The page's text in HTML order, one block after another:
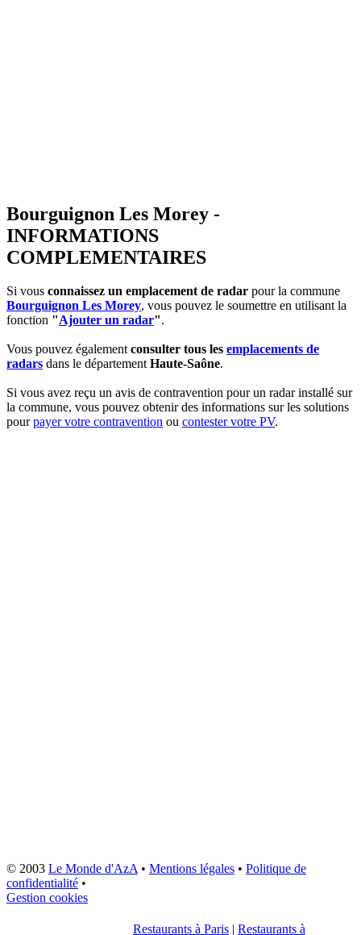
Bourguignon Les Morey -
INFORMATIONS
COMPLEMENTAIRES
Si vous connaissez un emplacement de radar pour la commune
Bourguignon Les Morey, vous pouvez le soumettre en utilisant la
fonction "Ajouter un radar".
Vous pouvez égalementconsulter tous les emplacements de
radars dans le départementHaute-Saône.
Si vous avez reçu un avis de contravention pour un radar installé sur
la commune, vous pouvez obtenir des informations sur les solutions
pourpayer votre contravention ou contester votre PV.
© 2003 Le Monde d'AzA• Mentions légales • Politique de
confidentialité •
Gestion cookies
Restaurants à Paris | Restaurants à